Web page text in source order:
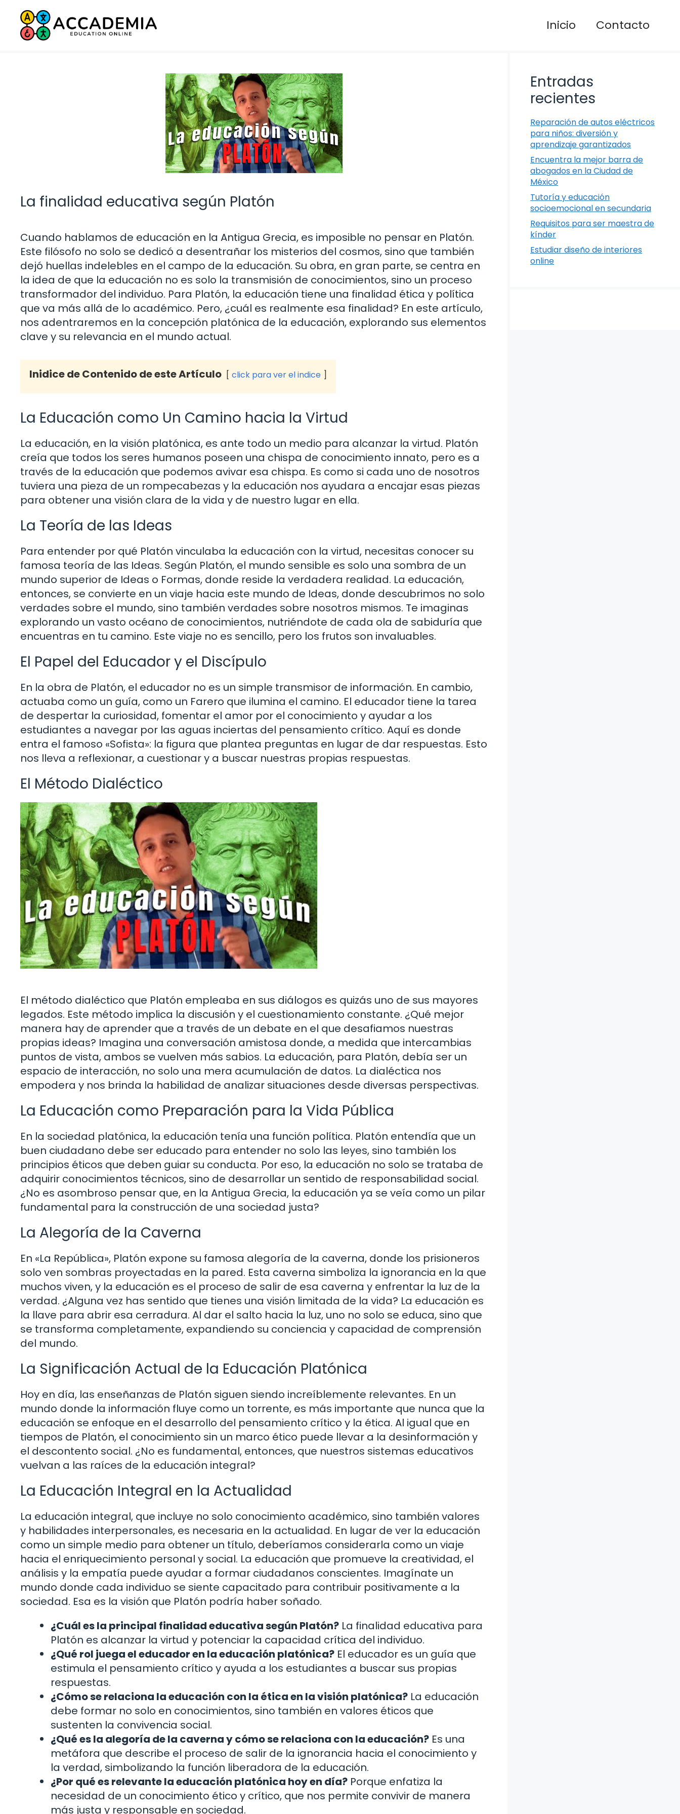
Saltar
contenido
Inicio Contacto
La finalidad educativa según Platón
Cuando hablamos de educación en la Antigua Grecia, es imposible no pensar en Platón.
Este filósofo no solo se dedicó a desentrañar los misterios del cosmos, sino que también
dejó huellas indelebles en el campo de la educación. Su obra, en gran parte, se centra en
la idea de que la educación no es solo la transmisión de conocimientos, sino un proceso
transformador del individuo. Para Platón, la educación tiene una finalidad ética y política
que va más allá de lo académico. Pero, ¿cuál es realmente esa finalidad? En este artículo,
nos adentraremos en la concepción platónica de la educación, explorando sus elementos
clave y su relevancia en el mundo actual.
Inidice de Contenido de este Artículo click para ver el indice
La Educación como Un Camino hacia la Virtud
La educación, en la visión platónica, es ante todo un medio para alcanzar la virtud. Platón
creía que todos los seres humanos poseen una chispa de conocimiento innato, pero es a
través de la educación que podemos avivar esa chispa. Es como si cada uno de nosotros
tuviera una pieza de un rompecabezas y la educación nos ayudara a encajar esas piezas
para obtener una visión clara de la vida y de nuestro lugar en ella.
La Teoría de las Ideas
Para entender por qué Platón vinculaba la educación con la virtud, necesitas conocer su
famosa teoría de las Ideas. Según Platón, el mundo sensible es solo una sombra de un
mundo superior de Ideas o Formas, donde reside la verdadera realidad. La educación,
entonces, se convierte en un viaje hacia este mundo de Ideas, donde descubrimos no solo
verdades sobre el mundo, sino también verdades sobre nosotros mismos. Te imaginas
explorando un vasto océano de conocimientos, nutriéndote de cada ola de sabiduría que
encuentras en tu camino. Este viaje no es sencillo, pero los frutos son invaluables.
El Papel del Educador y el Discípulo
En la obra de Platón, el educador no es un simple transmisor de información. En cambio,
actuaba como un guía, como un Farero que ilumina el camino. El educador tiene la tarea
de despertar la curiosidad, fomentar el amor por el conocimiento y ayudar a los
estudiantes a navegar por las aguas inciertas del pensamiento crítico. Aquí es donde
entra el famoso «Sofista»: la figura que plantea preguntas en lugar de dar respuestas. Esto
nos lleva a reflexionar, a cuestionar y a buscar nuestras propias respuestas.
El Método Dialéctico
El método dialéctico que Platón empleaba en sus diálogos es quizás uno de sus mayores
legados. Este método implica la discusión y el cuestionamiento constante. ¿Qué mejor
manera hay de aprender que a través de un debate en el que desafiamos nuestras
propias ideas? Imagina una conversación amistosa donde, a medida que intercambias
puntos de vista, ambos se vuelven más sabios. La educación, para Platón, debía ser un
espacio de interacción, no solo una mera acumulación de datos. La dialéctica nos
empodera y nos brinda la habilidad de analizar situaciones desde diversas perspectivas.
La Educación como Preparación para la Vida Pública
En la sociedad platónica, la educación tenía una función política. Platón entendía que un
buen ciudadano debe ser educado para entender no solo las leyes, sino también los
principios éticos que deben guiar su conducta. Por eso, la educación no solo se trataba de
adquirir conocimientos técnicos, sino de desarrollar un sentido de responsabilidad social.
¿No es asombroso pensar que, en la Antigua Grecia, la educación ya se veía como un pilar
fundamental para la construcción de una sociedad justa?
La Alegoría de la Caverna
En «La República», Platón expone su famosa alegoría de la caverna, donde los prisioneros
solo ven sombras proyectadas en la pared. Esta caverna simboliza la ignorancia en la que
muchos viven, y la educación es el proceso de salir de esa caverna y enfrentar la luz de la
verdad. ¿Alguna vez has sentido que tienes una visión limitada de la vida? La educación es
la llave para abrir esa cerradura. Al dar el salto hacia la luz, uno no solo se educa, sino que
se transforma completamente, expandiendo su conciencia y capacidad de comprensión
del mundo.
La Significación Actual de la Educación Platónica
Hoy en día, las enseñanzas de Platón siguen siendo increíblemente relevantes. En un
mundo donde la información fluye como un torrente, es más importante que nunca que la
educación se enfoque en el desarrollo del pensamiento crítico y la ética. Al igual que en
tiempos de Platón, el conocimiento sin un marco ético puede llevar a la desinformación y
el descontento social. ¿No es fundamental, entonces, que nuestros sistemas educativos
vuelvan a las raíces de la educación integral?
La Educación Integral en la Actualidad
La educación integral, que incluye no solo conocimiento académico, sino también valores
y habilidades interpersonales, es necesaria en la actualidad. En lugar de ver la educación
como un simple medio para obtener un título, deberíamos considerarla como un viaje
hacia el enriquecimiento personal y social. La educación que promueve la creatividad, el
análisis y la empatía puede ayudar a formar ciudadanos conscientes. Imagínate un
mundo donde cada individuo se siente capacitado para contribuir positivamente a la
sociedad. Esa es la visión que Platón podría haber soñado.
¿Cuál es la principal finalidad educativa según Platón? La finalidad educativa para
Platón es alcanzar la virtud y potenciar la capacidad crítica del individuo.
¿Qué rol juega el educador en la educación platónica? El educador es un guía que
estimula el pensamiento crítico y ayuda a los estudiantes a buscar sus propias
respuestas.
¿Cómo se relaciona la educación con la ética en la visión platónica? La educación
debe formar no solo en conocimientos, sino también en valores éticos que
sustenten la convivencia social.
¿Qué es la alegoría de la caverna y cómo se relaciona con la educación? Es una
metáfora que describe el proceso de salir de la ignorancia hacia el conocimiento y
la verdad, simbolizando la función liberadora de la educación.
¿Por qué es relevante la educación platónica hoy en día? Porque enfatiza la
necesidad de un conocimiento ético y crítico, que nos permite convivir de manera
más justa y responsable en sociedad.
Entradas
recientes
Reparación de autos eléctricos
para niños: diversión y
aprendizaje garantizados
Encuentra la mejor barra de
abogados en la Ciudad de
México
Tutoría y educación
socioemocional en secundaria
Requisitos para ser maestra de
kínder
Estudiar diseño de interiores
online